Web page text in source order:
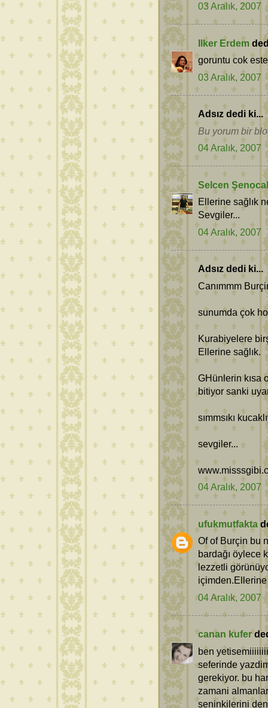
03 Aralık, 2007
Ilker Erdem
goruntu cok
03 Aralık, 2007
Adsız dedi ki...
Bu yorum bir
04 Aralık, 2007
Selcen
Ellerine sağlık
Sevgiler...
04 Aralık, 2007
Adsız dedi ki...
Canımmm
sunumda çok
Kurabiyelere
Ellerine sağlık.
GHünlerin kısa
bitiyor sanki
sımmsıkı
sevgiler...
04 Aralık, 2007
ufukmutfakta
Of of Burçin bu
bardağı öylece
lezzetli
içimden.Ellerine
04 Aralık, 2007
canan kufer
ben
seferinde
gerekiyor. bu
zamani
seninkilerini